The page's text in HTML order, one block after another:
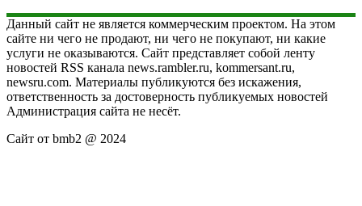
Данный сайт не является коммерческим проектом. На этом
сайте ни чего не продают, ни чего не покупают, ни какие
услуги не оказываются. Сайт представляет собой ленту
новостей RSS канала news.rambler.ru, kommersant.ru,
newsru.com. Материалы публикуются без искажения,
ответственность за достоверность публикуемых новостей
Администрация сайта не несёт.
Сайт от bmb2 @ 2024